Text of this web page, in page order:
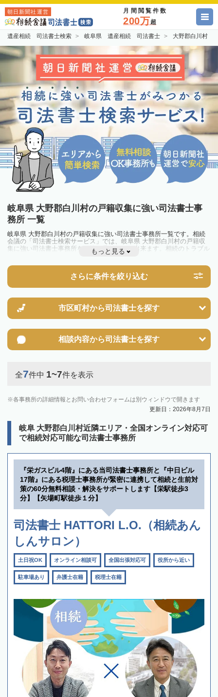
朝日新聞社運営 月間閲覧件数
200万超
遺産相続 司法書士検索 岐阜県 遺産相続 司法書士 大野郡白川村
岐阜県 大野郡白川村の戸籍収集に強い司法書士事
務所 一覧
岐阜県 大野郡白川村の戸籍収集に強い司法書士事務所一覧です。相続
会議の「司法書士検索サービス」では、岐阜県 大野郡白川村の戸籍収
集に強い司法書士事務所を一覧で見ることが出来ます。相続のトラブル
やお悩みを抱えている方は一度近隣の司法書士に相談してみましょう。
もっと見る
さらに条件を絞り込む
市区町村から司法書士を探す
相談内容から司法書士を探す
全7件中 1~7件を表示
各事務所の詳細情報とお問い合わせフォームは別ウィンドウで開きます
更新日：2026年8月7日
岐阜 大野郡白川村近隣エリア・全国オンライン対応可
で相続対応可能な司法書士事務所
『栄ガスビル4階』にある当司法書士事務所と『中日ビル
17階』にある税理士事務所が緊密に連携して相続と生前対
策の60分無料相談・解決をサポートします【栄駅徒歩3
分】【矢場町駅徒歩１分】
司法書士 HATTORI L.O.（相続あん
しんサロン）
土日祝OK オンライン相談可 全国出張対応可 役所から近い
駐車場あり 弁護士在籍 税理士在籍